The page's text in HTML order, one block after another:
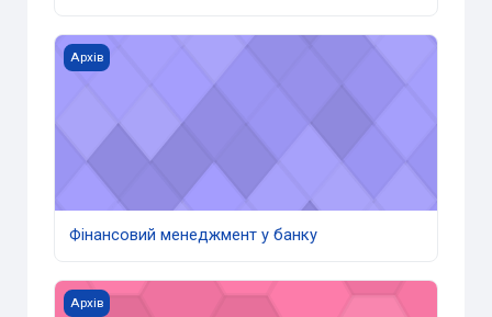
Фінансовий менеджмент у банку
Архів
Фінансовий менеджмент у банку
Фінансовий менеджмент у банку з/в
Архів